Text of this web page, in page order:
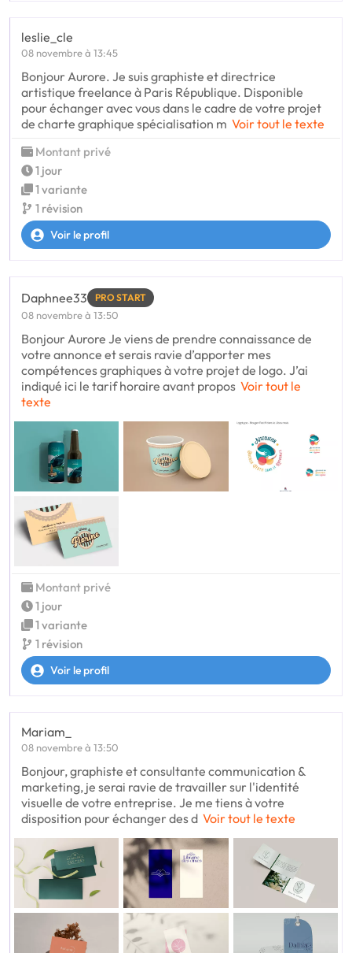
leslie_cle
08 novembre à 13:45
Bonjour Aurore. Je suis graphiste et directrice
artistique freelance à Paris République. Disponible
pour échanger avec vous dans le cadre de votre projet
de charte graphique spécialisation m Voir tout le texte
Montant privé
1 jour
1 variante
1 révision
Voir le profil
Daphnee33 PRO START
08 novembre à 13:50
Bonjour Aurore Je viens de prendre connaissance de
votre annonce et serais ravie d’apporter mes
compétences graphiques à votre projet de logo. J’ai
indiqué ici le tarif horaire avant propos Voir tout le
texte
Montant privé
1 jour
1 variante
1 révision
Voir le profil
Mariam_
08 novembre à 13:50
Bonjour, graphiste et consultante communication &
marketing, je serai ravie de travailler sur l'identité
visuelle de votre entreprise. Je me tiens à votre
disposition pour échanger des d Voir tout le texte